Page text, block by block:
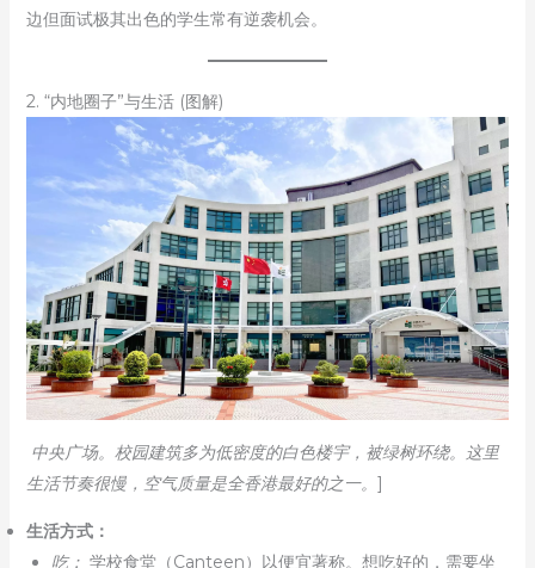
边但面试极其出色的学生常有逆袭机会。
2. “内地圈子”与生活 (图解)
中央广场。校园建筑多为低密度的白色楼宇，被绿树环绕。这里
生活节奏很慢，空气质量是全香港最好的之一。 ]
生活方式：
吃： 学校食堂（Canteen）以便宜著称。想吃好的，需要坐